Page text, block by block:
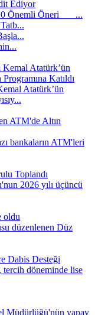
Ediyor
10 Önemli Öneri ...
Atatürk’ün
Katıldı
Atatürk’ün
ATM'de Altın
bankaların ATM'leri
Toplandı
2026 yılı üçüncü
oldu
düzenlenen Düz
Dabis Desteği
döneminde lise
Müdürlüğü'nün yapay